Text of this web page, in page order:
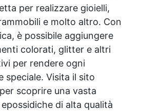
per realizzare gioielli,
e molto altro. Con
, è possibile aggiungere
colorati, glitter e altri
per rendere ogni
speciale. Visita il sito
scoprire una vasta
di alta qualità